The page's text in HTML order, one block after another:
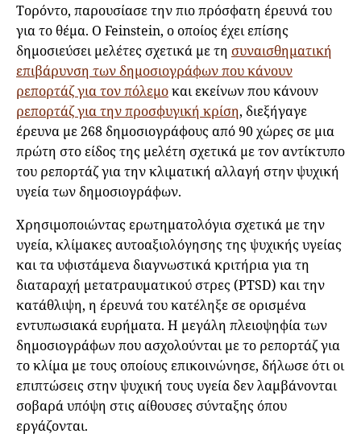
Τορόντο, παρουσίασε την πιο πρόσφατη έρευνά του
για το θέμα. Ο Feinstein, ο οποίος έχει επίσης
δημοσιεύσει μελέτες σχετικά με τη συναισθηματική
επιβάρυνση των δημοσιογράφων που κάνουν
ρεπορτάζ για τον πόλεμοκαι εκείνων που κάνουν
ρεπορτάζ για την προσφυγική κρίση, διεξήγαγε
έρευνα με 268 δημοσιογράφους από 90 χώρες σε μια
πρώτη στο είδος της μελέτη σχετικά με τον αντίκτυπο
του ρεπορτάζ για την κλιματική αλλαγή στην ψυχική
υγεία των δημοσιογράφων.
Χρησιμοποιώντας ερωτηματολόγια σχετικά με την
υγεία, κλίμακες αυτοαξιολόγησης της ψυχικής υγείας
και τα υφιστάμενα διαγνωστικά κριτήρια για τη
διαταραχή μετατραυματικού στρες (PTSD) και την
κατάθλιψη, η έρευνά του κατέληξε σε ορισμένα
εντυπωσιακά ευρήματα. Η μεγάλη πλειοψηφία των
δημοσιογράφων που ασχολούνται με το ρεπορτάζ για
το κλίμα με τους οποίους επικοινώνησε, δήλωσε ότι οι
επιπτώσεις στην ψυχική τους υγεία δεν λαμβάνονται
σοβαρά υπόψη στις αίθουσες σύνταξης όπου
εργάζονται.